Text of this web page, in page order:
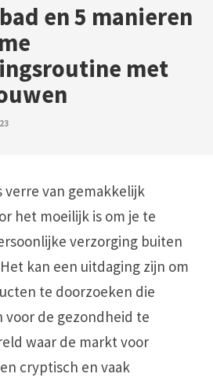
en 5 manieren
met
verre van gemakkelijk
het moeilijk is om je te
verzorging buiten
kan een uitdaging zijn om
te doorzoeken die
de gezondheid te
waar de markt voor
cryptisch en vaak